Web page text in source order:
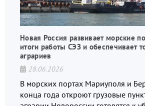
Новая Россия развивает морские
итоги работы СЭЗ и обеспечивает
аграриев
28.06.2026
В морских портах Мариуполя и
конца года откроют грузовые